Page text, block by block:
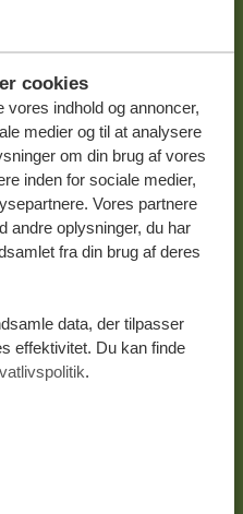
cookies
indhold og annoncer,
medier og til at analysere
om din brug af vores
inden for sociale medier,
Vores partnere
andre oplysninger, du har
fra din brug af deres
data, der tilpasser
effektivitet. Du kan finde
.